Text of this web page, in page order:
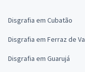
Disgrafia em Cubatão
Disgrafia em Ferraz de
Disgrafia em Guarujá